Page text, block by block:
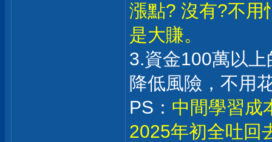
漲點? 沒有?不用
是大賺。
3.資金100萬以
降低風險，不用
PS： 中間學習成
2025年初全吐回